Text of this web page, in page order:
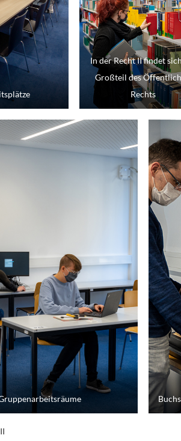
In der Recht II findet
Großteil des
Rechts